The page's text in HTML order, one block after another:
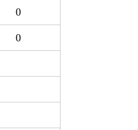
0
0